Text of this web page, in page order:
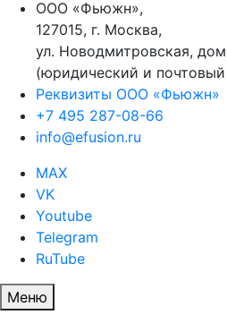
ООО «Фьюжн»,
127015, г. Москва,
ул. Новодмитровская,
(юридический и почтовый
Реквизиты ООО «Фьюжн»
+7 495 287-08-66
info@efusion.ru
MAX
VK
Youtube
Telegram
RuTube
Меню